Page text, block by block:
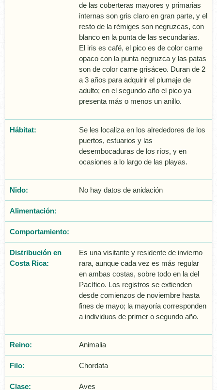
de las coberteras mayores y primarias
internas son gris claro en gran parte, y el
resto de la rémiges son negruzcas, con
blanco en la punta de las secundarias.
El iris es café, el pico es de color carne
opaco con la punta negruzca y las patas
son de color carne grisáceo. Duran de 2
a 3 años para adquirir el plumaje de
adulto; en el segundo año el pico ya
presenta más o menos un anillo.
Hábitat:
Se les localiza en los alrededores de los
puertos, estuarios y las
desembocaduras de los rí­os, y en
ocasiones a lo largo de las playas.
Nido: No hay datos de anidación
Alimentación:
Comportamiento:
Distribución en
Costa Rica:
Es una visitante y residente de invierno
rara, aunque cada vez es más regular
en ambas costas, sobre todo en la del
Pacífico. Los registros se extienden
desde comienzos de noviembre hasta
fines de mayo; la mayoría corresponden
a individuos de primer o segundo año.
Reino: Animalia
Filo: Chordata
Clase: Aves